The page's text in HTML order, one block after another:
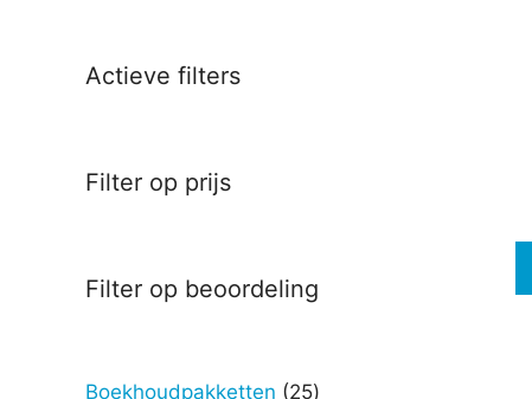
Actieve filters
Filter op prijs
Filter op beoordeling
Boekhoudpakketten 2525